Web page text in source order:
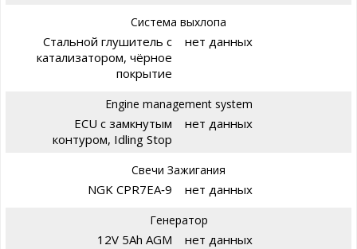
Система выхлопа
Стальной глушитель с
катализатором, чёрное
покрытие
нет данных
Engine management system
ECU с замкнутым
контуром, Idling Stop
нет данных
Свечи Зажигания
NGK CPR7EA‑9 нет данных
Генератор
12V 5Ah AGM нет данных